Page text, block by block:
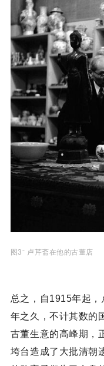
图3ˉ 卢芹斋在他的古董店
总之，自1915年起
年之久，不计其数的
古董生意的高峰期，
垮台造成了大批清朝